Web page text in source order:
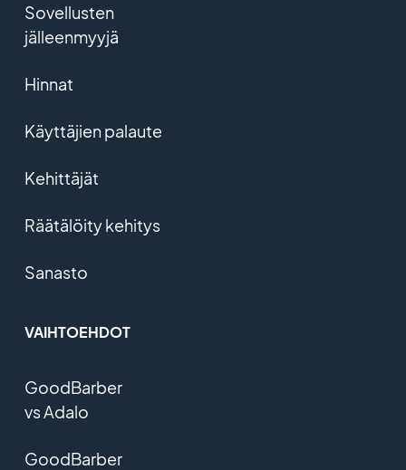
Sovellusten
jälleenmyyjä
Hinnat
Käyttäjien palaute
Kehittäjät
Räätälöity kehitys
Sanasto
VAIHTOEHDOT
GoodBarber
vs Adalo
GoodBarber